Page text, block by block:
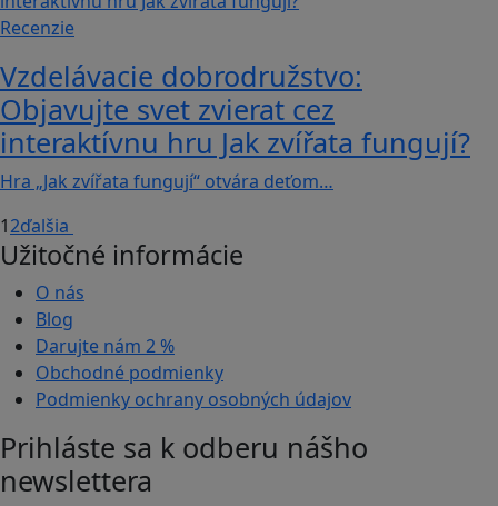
Recenzie
Vzdelávacie dobrodružstvo:
Objavujte svet zvierat cez
interaktívnu hru Jak zvířata fungují?
Hra „Jak zvířata fungují“ otvára deťom…
12ďalšia
Užitočné informácie
O nás
Blog
Darujte nám 2 %
Obchodné podmienky
Podmienky ochrany osobných údajov
Prihláste sa k odberu nášho
newslettera